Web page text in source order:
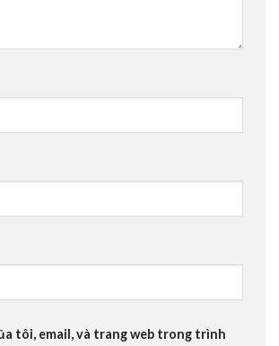
tôi, email, và trang web trong trình